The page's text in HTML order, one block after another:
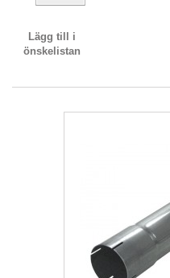
Lägg till i
önskelistan